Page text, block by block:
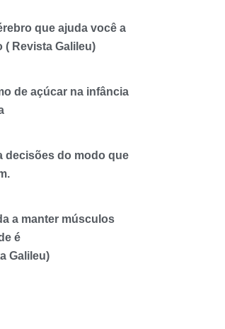
que ajuda você a
( Revista Galileu)
de açúcar na infância
decisões do modo que
a manter músculos
é
Galileu)